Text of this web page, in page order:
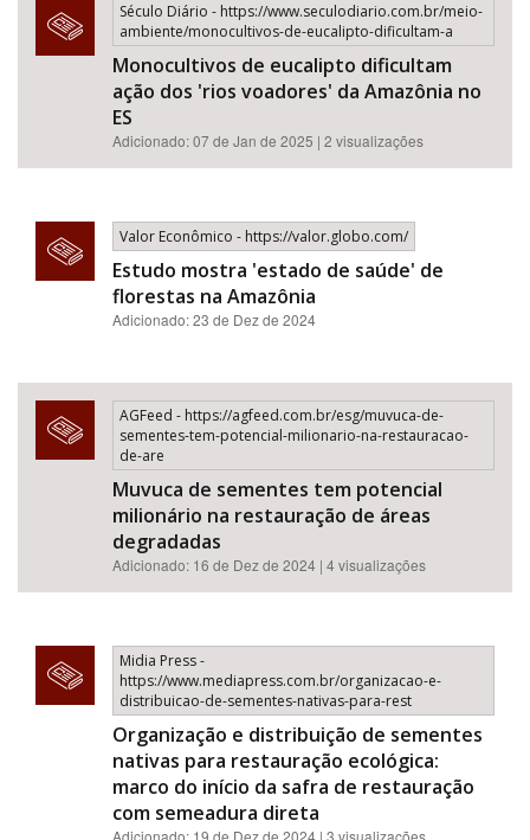
Século Diário - https://www.seculodiario.com.br/meio-
ambiente/monocultivos-de-eucalipto-dificultam-a
Monocultivos de eucalipto dificultam
ação dos 'rios voadores' da Amazônia no
ES
Adicionado: 07 de Jan de 2025 | 2 visualizações
Valor Econômico - https://valor.globo.com/
Estudo mostra 'estado de saúde' de
florestas na Amazônia
Adicionado: 23 de Dez de 2024
AGFeed - https://agfeed.com.br/esg/muvuca-de-
sementes-tem-potencial-milionario-na-restauracao-
de-are
Muvuca de sementes tem potencial
milionário na restauração de áreas
degradadas
Adicionado: 16 de Dez de 2024 | 4 visualizações
Midia Press -
https://www.mediapress.com.br/organizacao-e-
distribuicao-de-sementes-nativas-para-rest
Organização e distribuição de sementes
nativas para restauração ecológica:
marco do início da safra de restauração
com semeadura direta
Adicionado: 19 de Dez de 2024 | 3 visualizações